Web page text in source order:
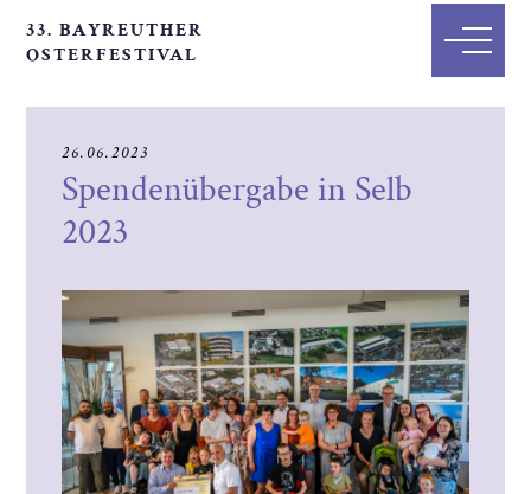
33. BAYREUTHER
OSTERFESTIVAL
26.06.2023
Spendenübergabe in Selb
2023